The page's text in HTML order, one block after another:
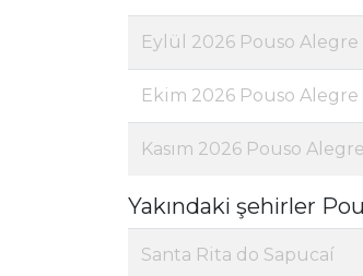
Eylül 2026 Pouso Alegre
Ekim 2026 Pouso Alegre
Kasım 2026 Pouso Alegre
Yakındaki şehirler
Santa Rita do Sapucaí